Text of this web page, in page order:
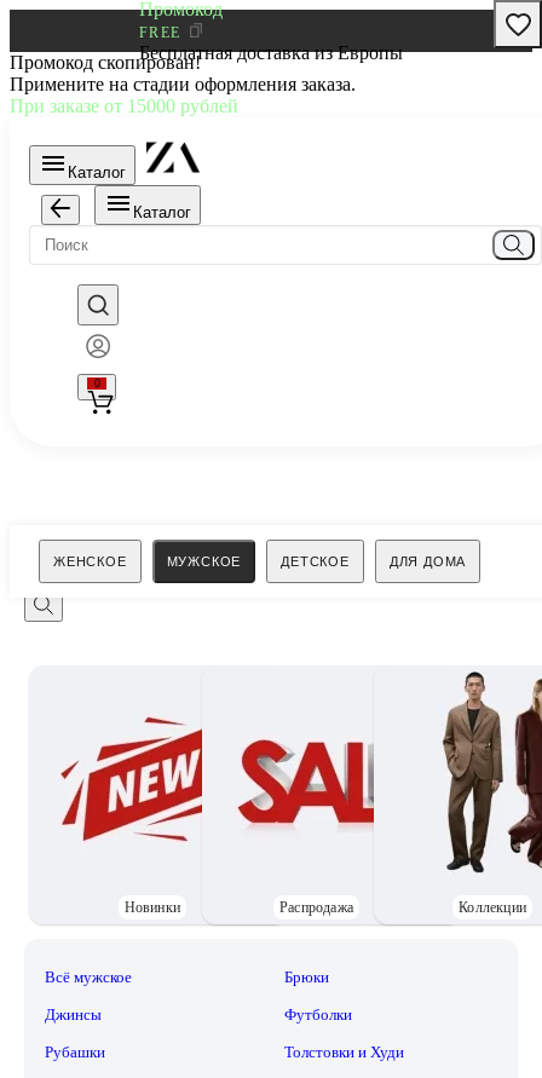
Промокод
FREE
Бесплатная доставка из Европы
Промокод скопирован!
Примените на стадии оформления заказа.
При заказе от 15000 рублей
Каталог
Каталог
0
ЖЕНСКОЕ МУЖСКОЕ ДЕТСКОЕ ДЛЯ ДОМА
Поиск
Новинки Распродажа Коллекции
Всё мужское Брюки
Джинсы Футболки
Рубашки Толстовки и Худи